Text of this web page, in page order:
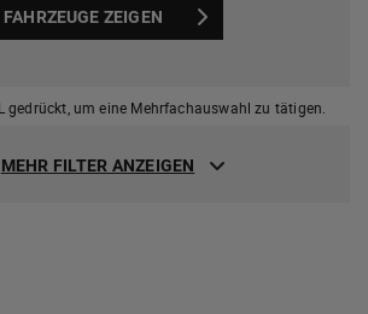
FAHRZEUGE ZEIGEN
gedrückt, um eine Mehrfachauswahl zu tätigen.
MEHR FILTER ANZEIGEN